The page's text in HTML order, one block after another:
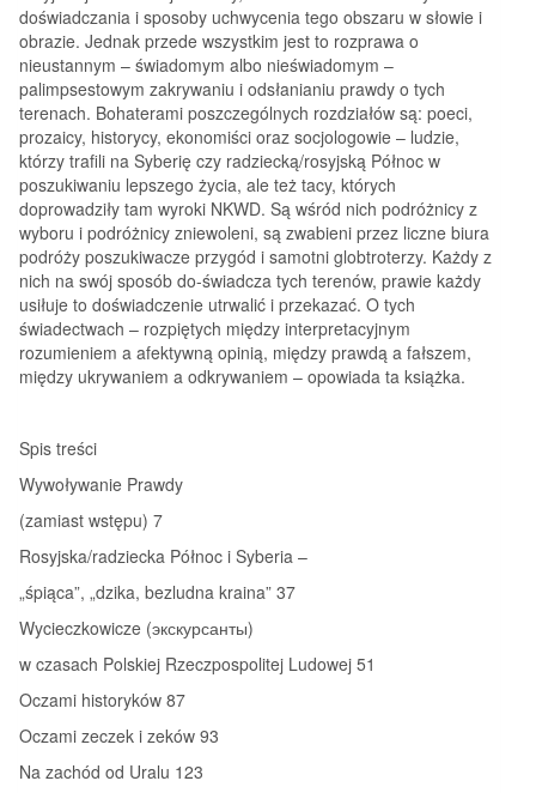
doświadczania i sposoby uchwycenia tego obszaru w słowie i
obrazie. Jednak przede wszystkim jest to rozprawa o
nieustannym – świadomym albo nieświadomym –
palimpsestowym zakrywaniu i odsłanianiu prawdy o tych
terenach. Bohaterami poszczególnych rozdziałów są: poeci,
prozaicy, historycy, ekonomiści oraz socjologowie – ludzie,
którzy trafili na Syberię czy radziecką/rosyjską Północ w
poszukiwaniu lepszego życia, ale też tacy, których
doprowadziły tam wyroki NKWD. Są wśród nich podróżnicy z
wyboru i podróżnicy zniewoleni, są zwabieni przez liczne biura
podróży poszukiwacze przygód i samotni globtroterzy. Każdy z
nich na swój sposób do-świadcza tych terenów, prawie każdy
usiłuje to doświadczenie utrwalić i przekazać. O tych
świadectwach – rozpiętych między interpretacyjnym
rozumieniem a afektywną opinią, między prawdą a fałszem,
między ukrywaniem a odkrywaniem – opowiada ta książka.
Spis treści
Wywoływanie Prawdy
(zamiast wstępu) 7
Rosyjska/radziecka Północ i Syberia –
„śpiąca”, „dzika, bezludna kraina” 37
Wycieczkowicze (экскурсанты)
w czasach Polskiej Rzeczpospolitej Ludowej 51
Oczami historyków 87
Oczami zeczek i zeków 93
Na zachód od Uralu 123